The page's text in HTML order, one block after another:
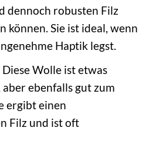
dennoch robusten Filz
können. Sie ist ideal, wenn
Haptik legst.
Diese Wolle ist etwas
ebenfalls gut zum
ergibt einen
Filz und ist oft